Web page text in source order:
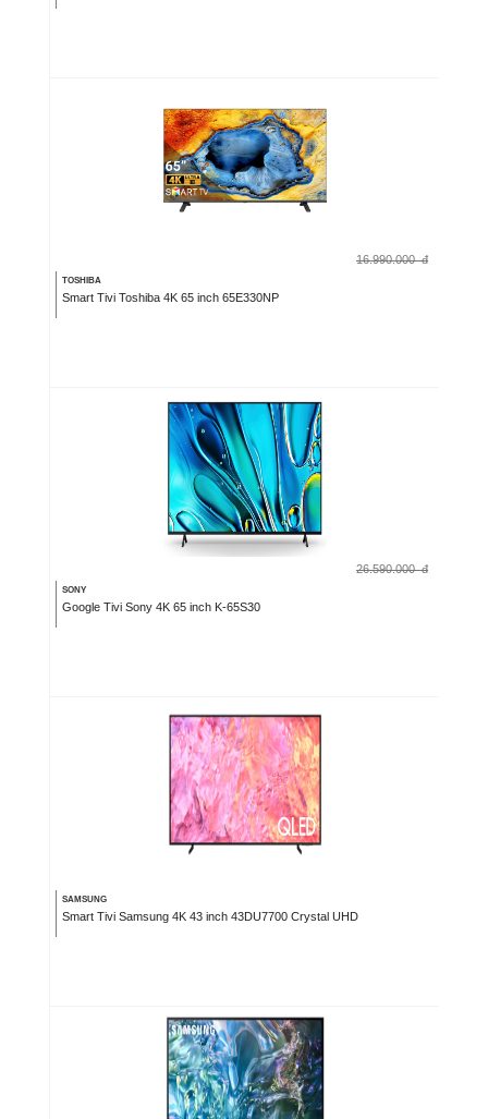
16.990.000 đ
TOSHIBA
Smart Tivi Toshiba 4K 65 inch 65E330NP
26.590.000 đ
SONY
Google Tivi Sony 4K 65 inch K-65S30
SAMSUNG
Smart Tivi Samsung 4K 43 inch 43DU7700 Crystal UHD